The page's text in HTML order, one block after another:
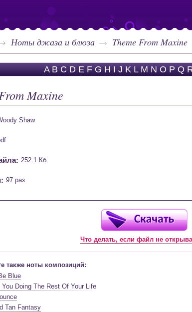
Ноты джаза и блюза Theme From Maxine
A B C D E F G H I J K L M N O P Q
Maxine
Shaw
252.1 Кб
97 раз
Что делать, если файл не
также ноты композиций:
Blue
You Doing The Rest Of Your Life
Tan Fantasy